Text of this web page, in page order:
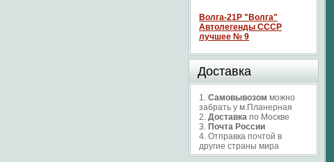
Волга-21P "Волга"
Автолегенды СССР
лучшее № 9
Доставка
1. Самовывозом можно
забрать у м.Планерная
2. Доставка по Москве
3. Почта России
4. Отправка почтой в
другие страны мира